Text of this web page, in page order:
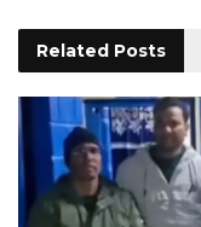
Related Posts